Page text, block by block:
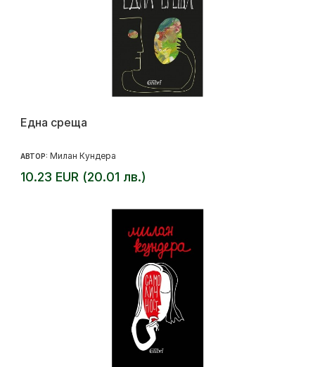
Една среща
АВТОР: Милан Кундера
10.23 EUR (20.01 лв.)